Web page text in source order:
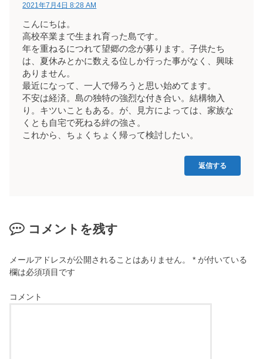
2021年7月4日 8:28 AM
こんにちは。
高校卒業まで生まれ育った島です。
年を重ねるにつれて望郷の念が募ります。子供たち
は、夏休みとかに数える位しか行った事がなく、興味
ありません。
最近になって、一人で帰ろうと思い始めてます。
不安は経済。島の独特の強烈な付き合い。結構物入
り。キツいこともある。が、見方によっては、家族な
くとも自宅で死ねる絆の強さ。
これから、ちょくちょく帰って検討したい。
返信する
コメントを残す
メールアドレスが公開されることはありません。 * が付いている
欄は必須項目です
コメント